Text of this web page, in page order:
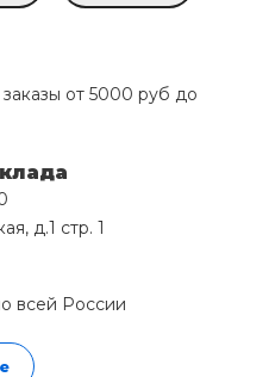
от 5000 руб до
д.1 стр. 1
всей России